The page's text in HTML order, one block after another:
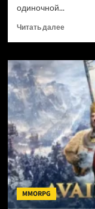
одиночной...
Читать далее
MMO-
SpaceCraft
офлайн-
режим
с
MMORPG